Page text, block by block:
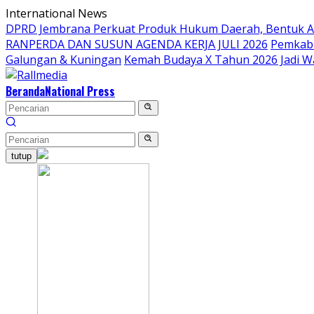
Langsung
ke
konten
International News
DPRD Jembrana Perkuat Produk Hukum Daerah, Bentuk
RANPERDA DAN SUSUN AGENDA KERJA JULI 2026
Galungan & Kuningan Kemah Budaya X Tahun 2026 Jadi
BerandaNational Press
tutup